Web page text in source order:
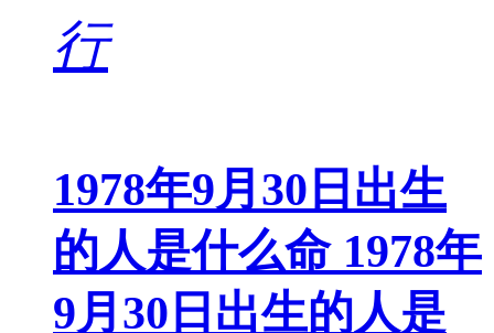
1978年9月30日出生
的人是什么命 1978年
9月30日出生的人是